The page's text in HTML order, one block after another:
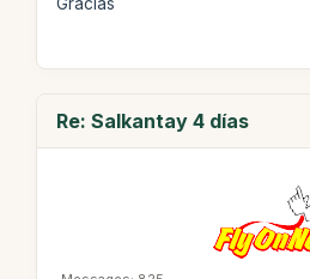
Re: Salkantay 4 días